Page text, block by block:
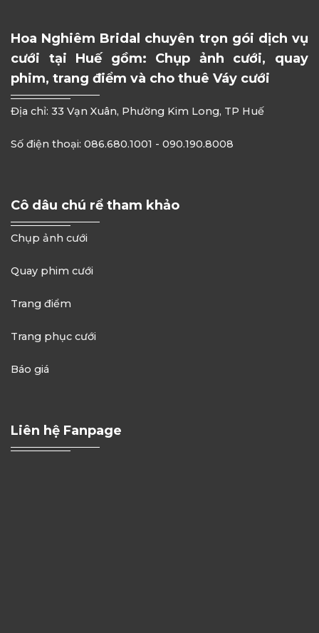
Hoa Nghiêm Bridal chuyên trọn gói dịch vụ
cưới tại Huế gồm: Chụp ảnh cưới, quay
phim, trang điểm và cho thuê Váy cưới
Địa chỉ: 33 Vạn Xuân, Phường Kim Long, TP Huế
Số điện thoại: 086.680.1001 - 090.190.8008
Cô dâu chú rể tham khảo
Chụp ảnh cưới
Quay phim cưới
Trang điểm
Trang phục cưới
Báo giá
Liên hệ Fanpage